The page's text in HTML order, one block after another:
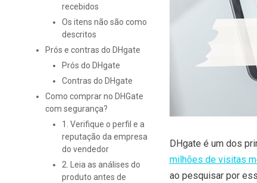
recebidos
Os itens não são como
descritos
Prós e contras do DHgate
Prós do DHgate
Contras do DHgate
Como comprar no DHGate
com segurança?
1. Verifique o perfil e a
reputação da empresa
do vendedor
2. Leia as análises do
produto antes de
DHgate é um dos
milhões de visitas
ao pesquisar por